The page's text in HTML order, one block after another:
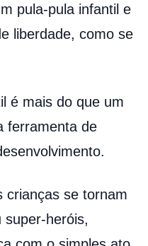
pula-pula infantil e
liberdade, como se
é mais do que um
ferramenta de
crianças se tornam
super-heróis,